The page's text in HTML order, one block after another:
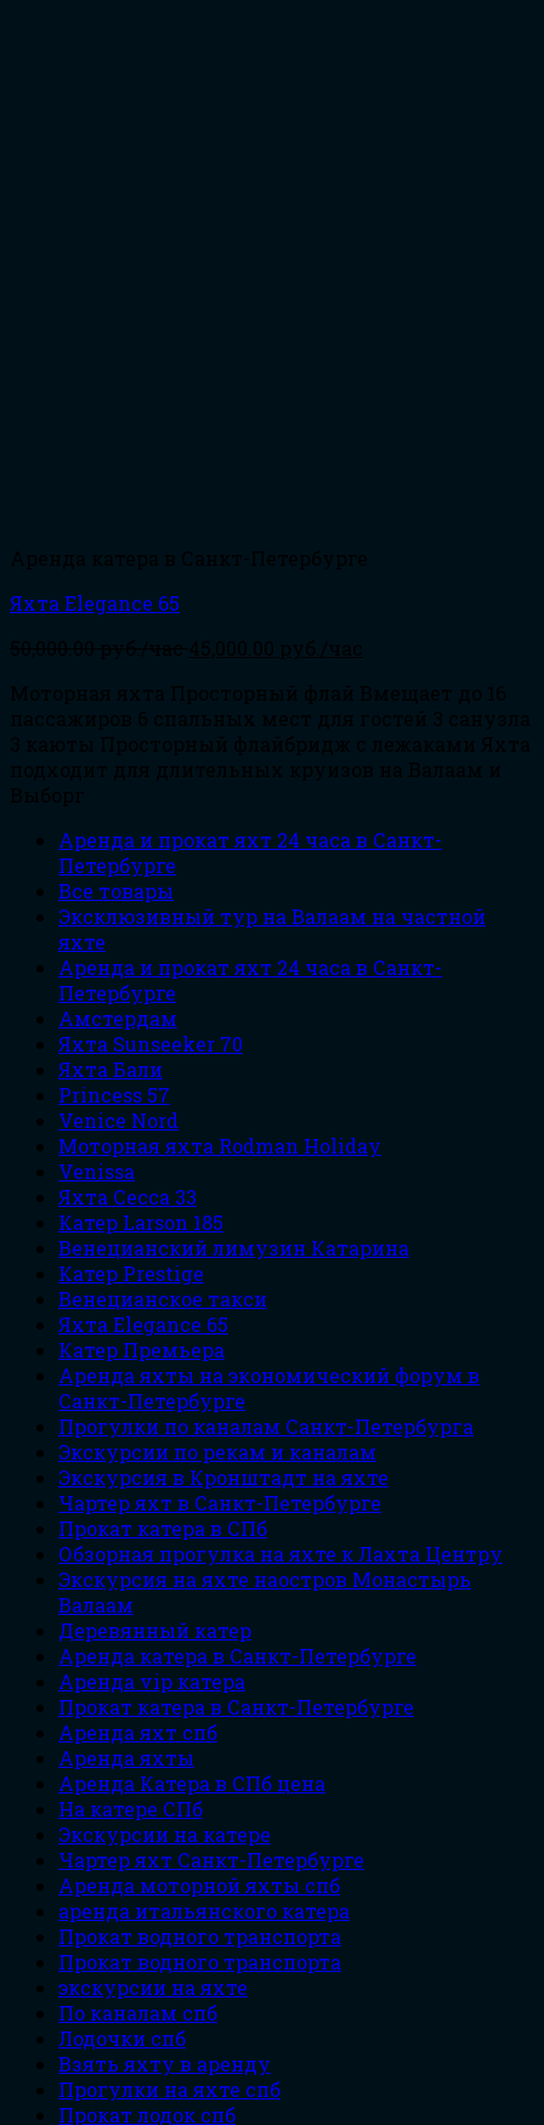
Аренда катера в Санкт-Петербурге
Яхта Elegance 65
50,000.00руб./час45,000.00 руб./час
Моторная яхта Просторный флай Вмещает до 16
пассажиров 6 спальных мест для гостей 3 санузла
3 каюты Просторный флайбридж с лежаками Яхта
подходит для длительных круизов на Валаам и
Выборг
Аренда и прокат яхт 24 часа в Санкт-
Петербурге
Все товары
Эксклюзивный тур на Валаам на частной
яхте
Аренда и прокат яхт 24 часа в Санкт-
Петербурге
Амстердам
Яхта Sunseeker 70
Яхта Бали
Princess 57
Venice Nord
Моторная яхта Rodman Holiday
Venissa
Яхта Сесса 33
Катер Larson 185
Венецианский лимузин Катарина
Катер Prestige
Венецианское такси
Яхта Elegance 65
Катер Премьера
Аренда яхты на экономический форум в
Санкт-Петербурге
Прогулки по каналам Санкт-Петербурга
Экскурсии по рекам и каналам
Экскурсия в Кронштадт на яхте
Чартер яхт в Санкт-Петербурге
Прокат катера в СПб
Обзорная прогулка на яхте к Лахта Центру
Экскурсия на яхте наостров Монастырь
Валаам
Деревянный катер
Аренда катера в Санкт-Петербурге
Аренда vip катера
Прокат катера в Санкт-Петербурге
Аренда яхт спб
Аренда яхты
Аренда Катера в СПб цена
На катере СПб
Экскурсии на катере
Чартер яхт Санкт-Петербурге
Аренда моторной яхты спб
аренда итальянского катера
Прокат водного транспорта
Прокат водного транспорта
экскурсии на яхте
По каналам спб
Лодочки спб
Взять яхту в аренду
Прогулки на яхте спб
Прокат лодок спб